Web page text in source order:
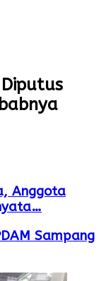
Anggota
Sampang